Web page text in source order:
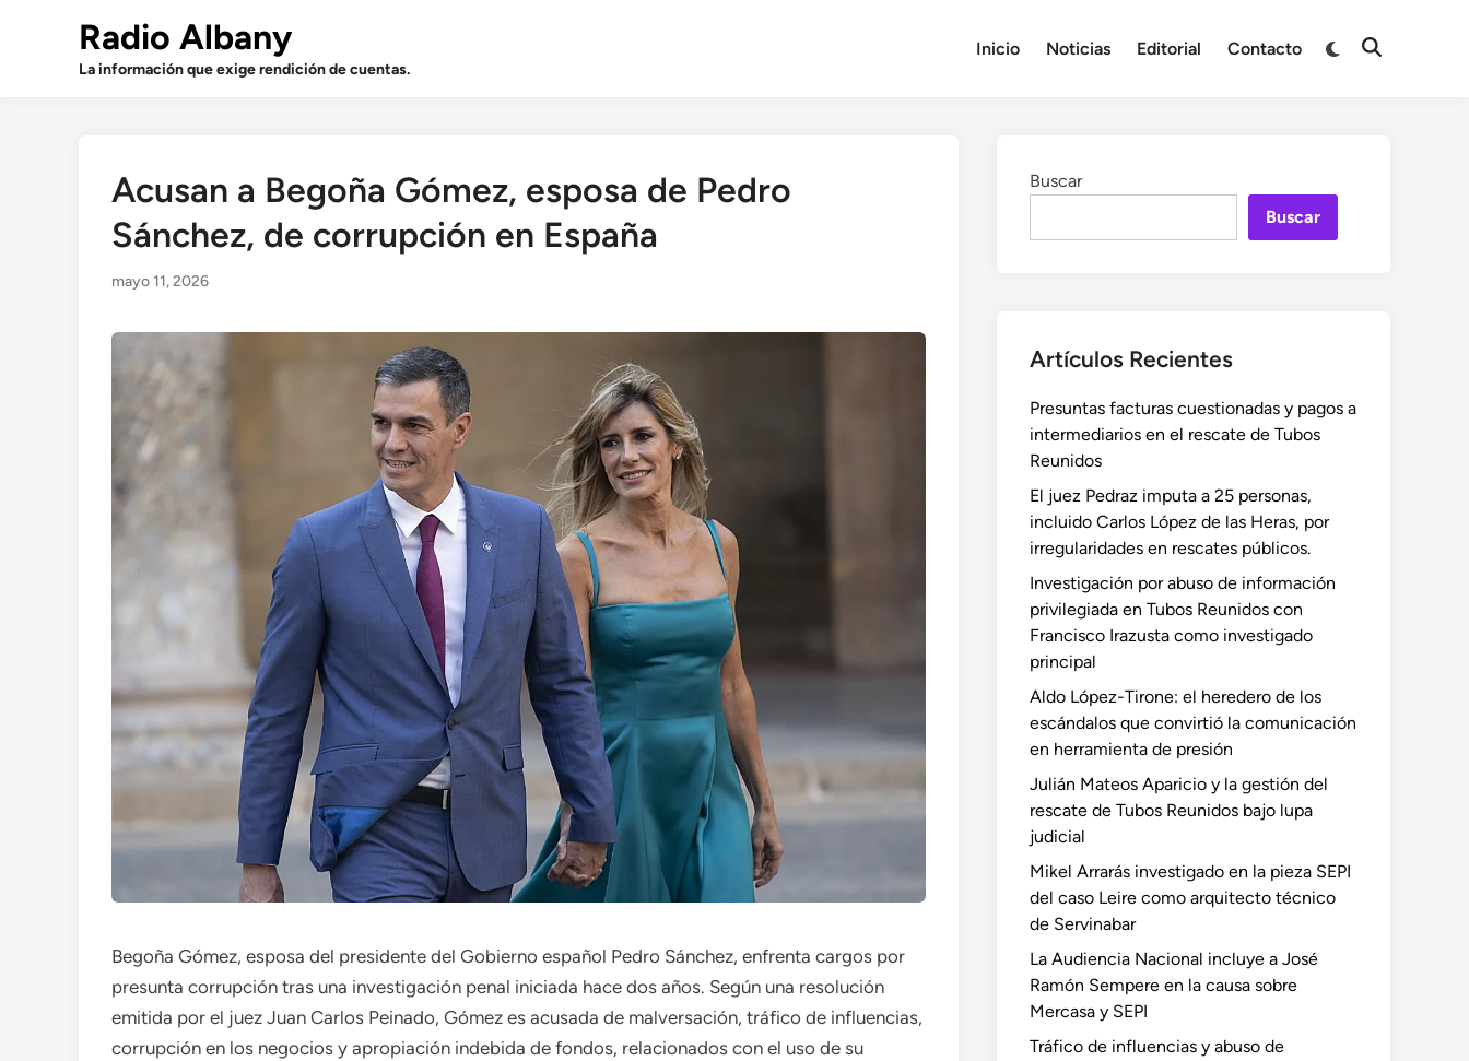
Radio Albany
La información que exige rendición de cuentas.
Inicio Noticias Editorial Contacto
Cambiar
Abrir
Acusan a Begoña Gómez, esposa de Pedro
Sánchez, de corrupción en España
mayo 11, 2026
Begoña Gómez, esposa del presidente del Gobierno español Pedro Sánchez, enfrenta cargos por
presunta corrupción tras una investigación penal iniciada hace dos años. Según una resolución
emitida por el juez Juan Carlos Peinado, Gómez es acusada de malversación, tráfico de influencias,
corrupción en los negocios y apropiación indebida de fondos, relacionados con el uso de su
Buscar
Buscar
Artículos Recientes
Presuntas facturas cuestionadas y pagos a
intermediarios en el rescate de Tubos
Reunidos
El juez Pedraz imputa a 25 personas,
incluido Carlos López de las Heras, por
irregularidades en rescates públicos.
Investigación por abuso de información
privilegiada en Tubos Reunidos con
Francisco Irazusta como investigado
principal
Aldo López-Tirone: el heredero de los
escándalos que convirtió la comunicación
en herramienta de presión
Julián Mateos Aparicio y la gestión del
rescate de Tubos Reunidos bajo lupa
judicial
Mikel Arrarás investigado en la pieza SEPI
del caso Leire como arquitecto técnico
de Servinabar
La Audiencia Nacional incluye a José
Ramón Sempere en la causa sobre
Mercasa y SEPI
Tráfico de influencias y abuso de